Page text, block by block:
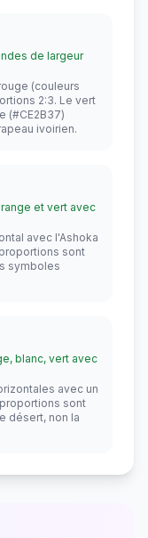
de largeur
(couleurs
2:3. Le vert
(#CE2B37)
ivoirien.
et vert avec
avec l'Ashoka
sont
symboles
blanc, vert avec
avec un
sont
désert, non la